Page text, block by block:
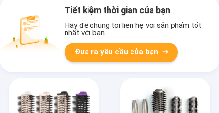
Tiết kiệm thời gian của bạn
Hãy để chúng tôi liên hệ với sản phẩm tốt
nhất với bạn.
Đưa ra yêu cầu của bạn